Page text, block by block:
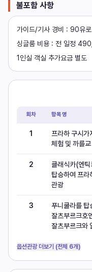
불포함 사항
가이드/기사 경비 : 90유
싱글룸 비용 : 전 일정
1인실 객실 추가요금 별도
회차 항목명
1
프라하 구시가
체험 및 까를
2
클래식카(엔틱
탑승하여 프라
관광
3
푸니쿨라를 탑
잘츠부르크호
잘츠부르크와
옵션관광 더보기 (전체 6개)